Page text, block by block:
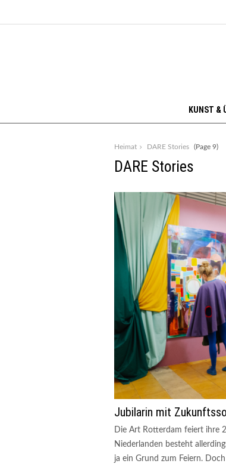
KUNST &
Heimat DARE Stories (Page 9)
DARE Stories
Jubilarin mit
Die Art Rotterdam feiert ihre
Niederlanden besteht
ja ein Grund zum Feiern.